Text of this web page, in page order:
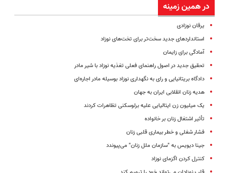
در همین زمینه
یرقان نوزادی
استانداردهای جدید سخت‌تر برای تخت‌های نوزاد
آمادگی برای زایمان
تحقیق جدید در اصول راهنمای فعلی تغذیه نوزاد با شیر مادر
دادگاه بریتانیایی و رای به نگهداری نوزاد بوسیله مادر اجاره‌ای
هدیه زنان انقلابی ایران به جهان
یک میلیون زن ایتالیایی علیه برلوسکنی تظاهرات کردند
تأثیر اشتغال زنان بر خانواده
فشار شغلی و خطر بیماری‌ قلبی زنان
جینا دیویس به "سازمان ملل زنان" می‌پیوندد
کنترل کردن اگزمای نوزاد